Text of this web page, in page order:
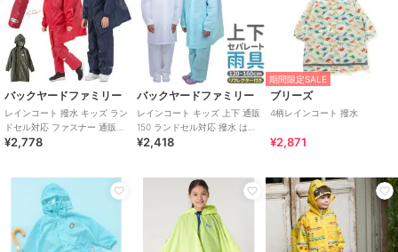
バックヤードファミリー
レインコート 撥水 キッズ ラン
ドセル対応 ファスナー 通販
OUTDOOR PRODUCTS アウ
¥2,778
バックヤードファミリー
レインコート キッズ 上下 通販
150 ランドセル対応 撥水 はっ
水 男の子 女の子 小学校 小学
¥2,418
期間限定SALE
ブリーズ
4柄レインコート 撥水
¥2,871